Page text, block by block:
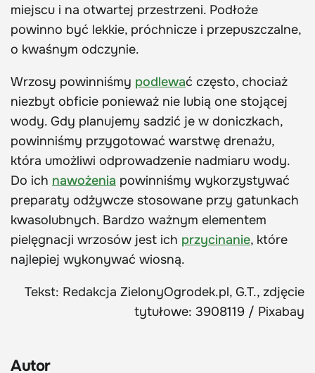
miejscu i na otwartej przestrzeni. Podłoże
powinno być lekkie, próchnicze i przepuszczalne,
o kwaśnym odczynie.
Wrzosy powinniśmy podlewać często, chociaż
niezbyt obficie ponieważ nie lubią one stojącej
wody. Gdy planujemy sadzić je w doniczkach,
powinniśmy przygotować warstwę drenażu,
która umożliwi odprowadzenie nadmiaru wody.
Do ich nawożenia powinniśmy wykorzystywać
preparaty odżywcze stosowane przy gatunkach
kwasolubnych. Bardzo ważnym elementem
pielęgnacji wrzosów jest ich przycinanie, które
najlepiej wykonywać wiosną.
Tekst: Redakcja ZielonyOgrodek.pl, G.T., zdjęcie
tytułowe: 3908119 / Pixabay
Autor